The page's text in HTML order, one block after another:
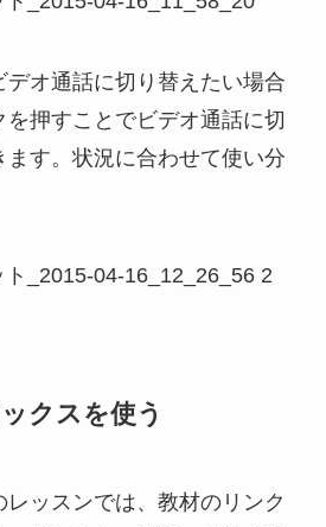
オ通話に切り替えたい場合
押すことでビデオ通話に切
ます。状況に合わせて使い分
クスを使う
ッスンでは、教材のリンク